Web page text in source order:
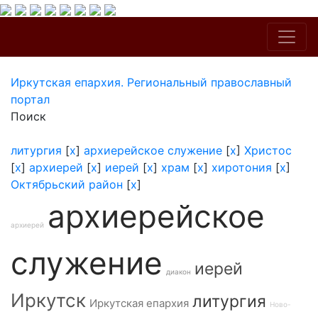
Иркутская епархия. Региональный православный
портал
Поиск
литургия [x] архиерейское служение [x] Христос
[x] архиерей [x] иерей [x] храм [x] хиротония [x]
Октябрьский район [x]
архиерей
архиерейское
служение
диакон иерей
Иркутск Иркутская епархия литургия Ново-